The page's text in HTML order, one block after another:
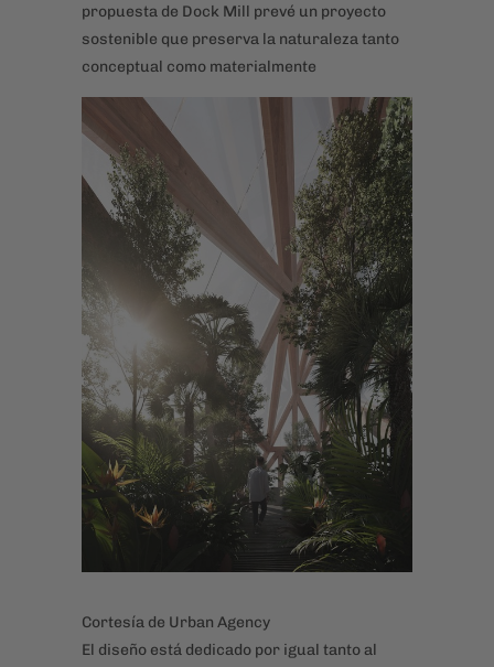
propuesta de Dock Mill prevé un proyecto
sostenible que preserva la naturaleza tanto
conceptual como materialmente
Cortesía de Urban Agency
El diseño está dedicado por igual tanto al